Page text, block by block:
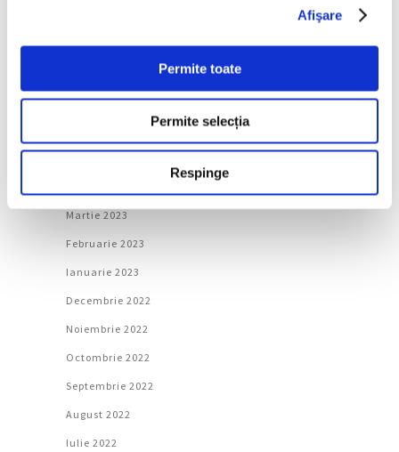
Afişare
Permite toate
Permite selecția
Respinge
Septembrie 2023
Iulie 2023
Martie 2023
Februarie 2023
Ianuarie 2023
Decembrie 2022
Noiembrie 2022
Octombrie 2022
Septembrie 2022
August 2022
Iulie 2022